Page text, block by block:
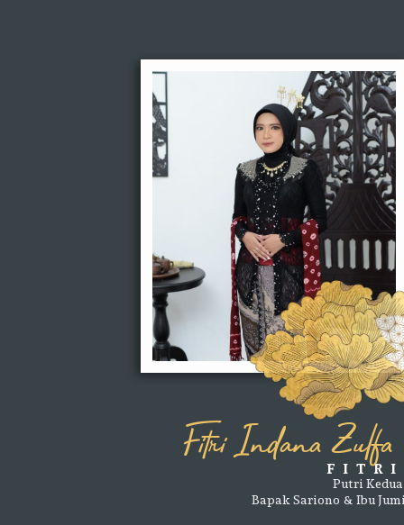
FITRI
Fitri Indana Zulfa
Putri Kedua dari
Bapak Sariono & Ibu Jumiyati